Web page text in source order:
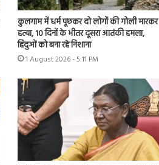
कुलगाम में धर्म पूछकर दो लोगों की गोली मारकर
हत्या, 10 दिनों के भीतर दूसरा आतंकी हमला,
हिंदुओं को बना रहे निशाना
1 August 2026 - 5:11 PM